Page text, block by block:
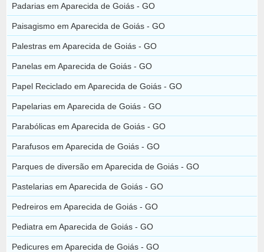
Padarias em Aparecida de Goiás - GO
Paisagismo em Aparecida de Goiás - GO
Palestras em Aparecida de Goiás - GO
Panelas em Aparecida de Goiás - GO
Papel Reciclado em Aparecida de Goiás - GO
Papelarias em Aparecida de Goiás - GO
Parabólicas em Aparecida de Goiás - GO
Parafusos em Aparecida de Goiás - GO
Parques de diversão em Aparecida de Goiás - GO
Pastelarias em Aparecida de Goiás - GO
Pedreiros em Aparecida de Goiás - GO
Pediatra em Aparecida de Goiás - GO
Pedicures em Aparecida de Goiás - GO